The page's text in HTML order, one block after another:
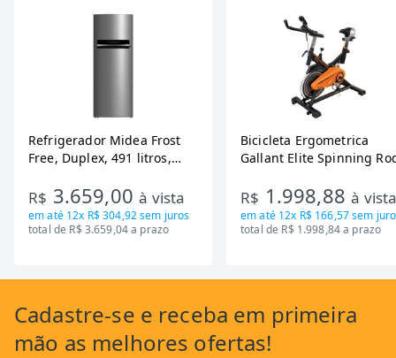
Refrigerador Midea Frost
Free, Duplex, 491 litros,
RT650EVK463)
R$ 3.659,00à vista
em até 12x R$ 304,92sem juros
total de R$ 3.659,04 a prazo
Bicicleta Ergometrica
Gallant Elite Spinning
Mecanica GSB13HBTA-PT
R$ 1.998,88à
em até 12x R$ 166,57sem
total de R$ 1.998,84 a prazo
Cadastre-se e receba em primeira
mão as melhores ofertas!